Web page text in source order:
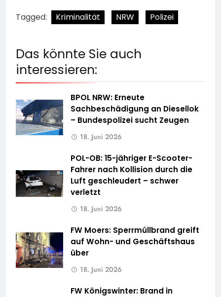
Tagged: Kriminalität NRW Polizei
Das könnte Sie auch
interessieren:
BPOL NRW: Erneute
Sachbeschädigung an Diesellok
– Bundespolizei sucht Zeugen
18. Juni 2026
POL-OB: 15-jähriger E-Scooter-
Fahrer nach Kollision durch die
Luft geschleudert – schwer
verletzt
18. Juni 2026
FW Moers: Sperrmüllbrand greift
auf Wohn- und Geschäftshaus
über
18. Juni 2026
FW Königswinter: Brand in